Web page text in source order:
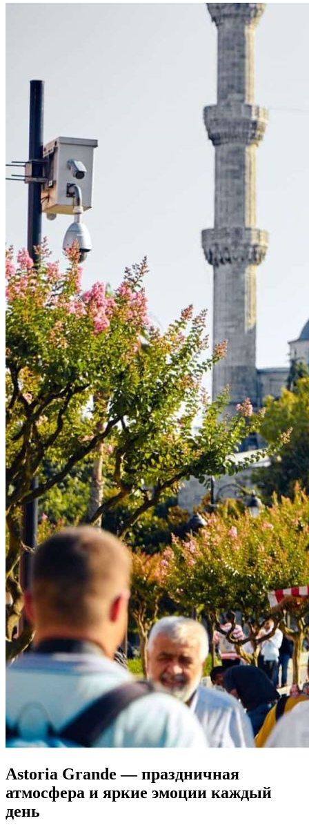
Astoria Grande — праздничная
атмосфера и яркие эмоции каждый
день